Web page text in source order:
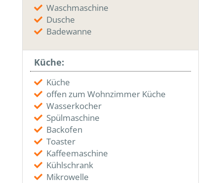
Waschmaschine
Dusche
Badewanne
Küche:
Küche
offen zum Wohnzimmer Küche
Wasserkocher
Spülmaschine
Backofen
Toaster
Kaffeemaschine
Kühlschrank
Mikrowelle